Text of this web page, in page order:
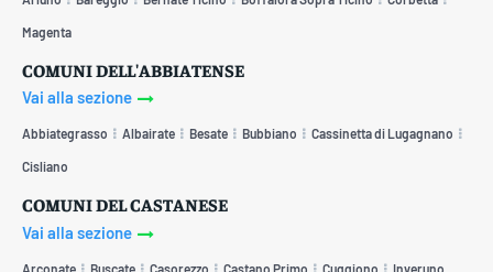
Magenta
COMUNI DELL'ABBIATENSE
Vai alla sezione
Abbiategrasso Albairate Besate Bubbiano Cassinetta di Lugagnano
Cisliano
COMUNI DEL CASTANESE
Vai alla sezione
Arconate Buscate Casorezzo Castano Primo Cuggiono Inveruno